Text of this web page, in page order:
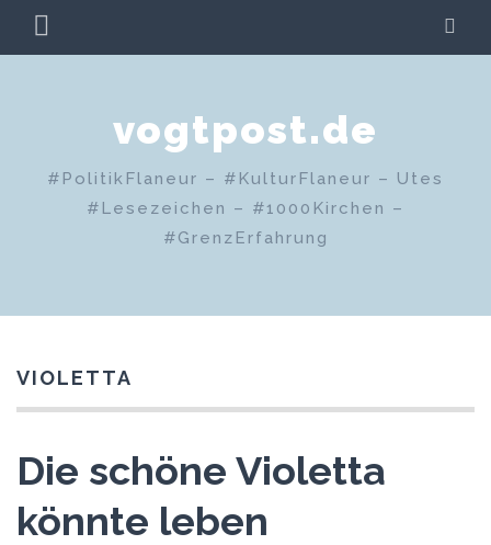
Zum
Inhalt MENÜ
vogtpost.de
#PolitikFlaneur – #KulturFlaneur – Utes
#Lesezeichen – #1000Kirchen –
#GrenzErfahrung
VIOLETTA
Die schöne Violetta
könnte leben